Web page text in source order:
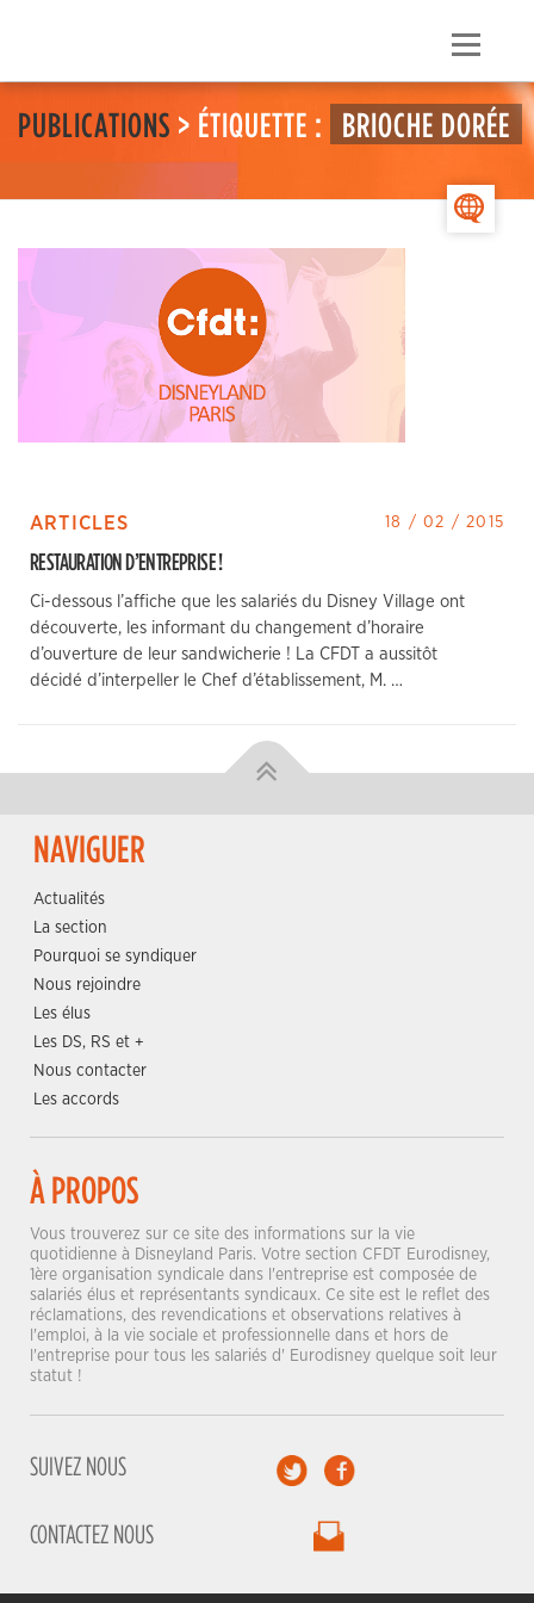
Menu
PUBLICATIONS > ÉTIQUETTE : BRIOCHE DORÉE
ARTICLES 18 / 02 / 2015
RESTAURATION D’ENTREPRISE !
Ci-dessous l’affiche que les salariés du Disney Village ont
découverte, les informant du changement d’horaire
d’ouverture de leur sandwicherie ! La CFDT a aussitôt
décidé d’interpeller le Chef d’établissement, M. …
NAVIGUER
Actualités
La section
Pourquoi se syndiquer
Nous rejoindre
Les élus
Les DS, RS et +
Nous contacter
Les accords
À PROPOS
Vous trouverez sur ce site des informations sur la vie
quotidienne à Disneyland Paris. Votre section CFDT Eurodisney,
1ère organisation syndicale dans l'entreprise est composée de
salariés élus et représentants syndicaux. Ce site est le reflet des
réclamations, des revendications et observations relatives à
l'emploi, à la vie sociale et professionnelle dans et hors de
l'entreprise pour tous les salariés d' Eurodisney quelque soit leur
statut !
SUIVEZ NOUS
CONTACTEZ NOUS